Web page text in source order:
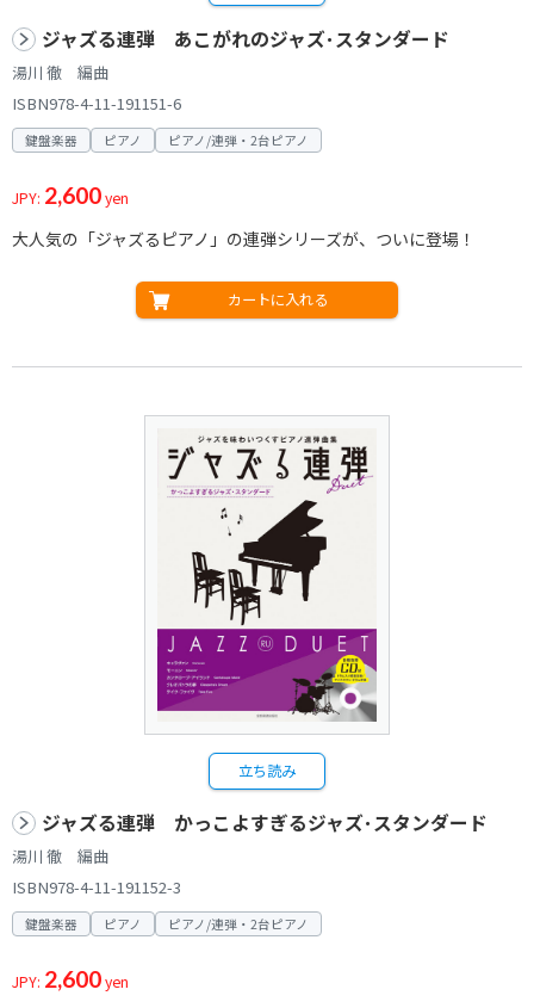
ジャズる連弾 あこがれのジャズ･スタンダード
湯川 徹 編曲
ISBN978-4-11-191151-6
鍵盤楽器 ピアノ ピアノ/連弾・2台ピアノ
JPY: 2,600yen
大人気の「ジャズるピアノ」の連弾シリーズが、ついに登場！
カートに入れる
立ち読み
ジャズる連弾 かっこよすぎるジャズ･スタンダード
湯川 徹 編曲
ISBN978-4-11-191152-3
鍵盤楽器 ピアノ ピアノ/連弾・2台ピアノ
JPY: 2,600yen